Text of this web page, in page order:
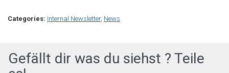
Categories: Internal Newsletter, News
Gefällt dir was du siehst ? Teile